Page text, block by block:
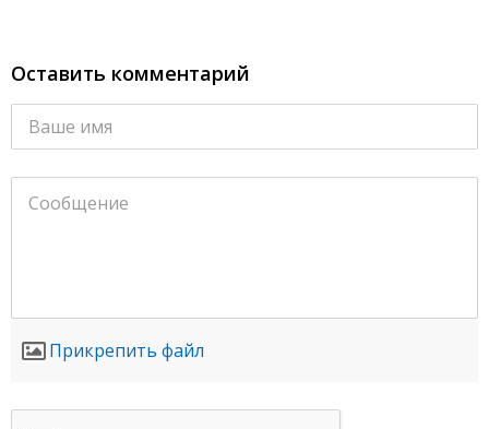
Оставить комментарий
Прикрепить файл